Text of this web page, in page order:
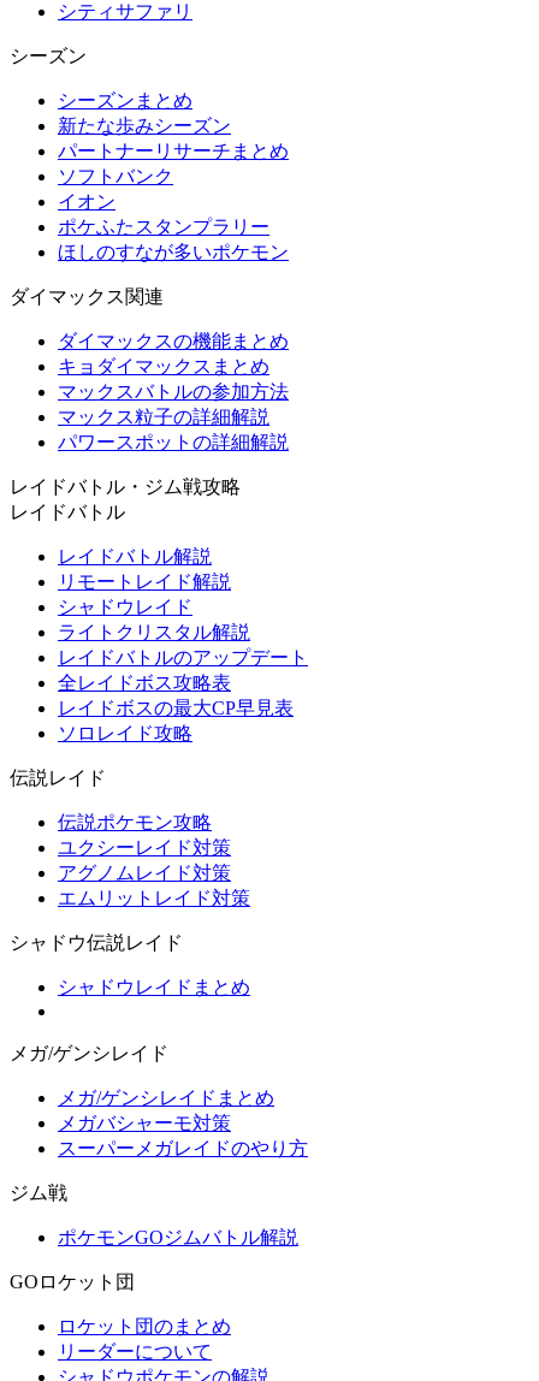
シティサファリ
シーズン
シーズンまとめ
新たな歩みシーズン
パートナーリサーチまとめ
ソフトバンク
イオン
ポケふたスタンプラリー
ほしのすなが多いポケモン
ダイマックス関連
ダイマックスの機能まとめ
キョダイマックスまとめ
マックスバトルの参加方法
マックス粒子の詳細解説
パワースポットの詳細解説
レイドバトル・ジム戦攻略
レイドバトル
レイドバトル解説
リモートレイド解説
シャドウレイド
ライトクリスタル解説
レイドバトルのアップデート
全レイドボス攻略表
レイドボスの最大CP早見表
ソロレイド攻略
伝説レイド
伝説ポケモン攻略
ユクシーレイド対策
アグノムレイド対策
エムリットレイド対策
シャドウ伝説レイド
シャドウレイドまとめ
メガ/ゲンシレイド
メガ/ゲンシレイドまとめ
メガバシャーモ対策
スーパーメガレイドのやり方
ジム戦
ポケモンGOジムバトル解説
GOロケット団
ロケット団のまとめ
リーダーについて
シャドウポケモンの解説